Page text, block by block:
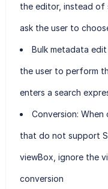
the editor, instead of
ask the user to
Bulk metadata
the user to perform
enters a search
Conversion:
that do not support
viewBox, ignore the
conversion